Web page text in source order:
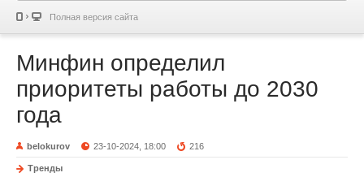
Полная версия сайта
Минфин определил
приоритеты работы до 2030
года
belokurov 23-10-2024, 18:00 216
Тренды